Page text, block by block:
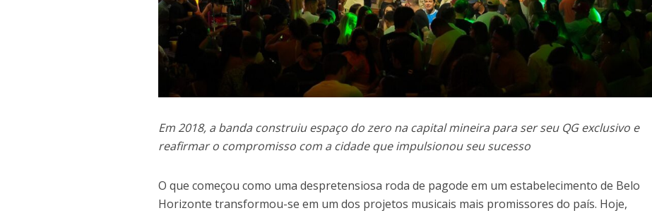
Em 2018, a banda construiu espaço do zero na capital mineira para ser seu QG exclusivo e
reafirmar o compromisso com a cidade que impulsionou seu sucesso
O que começou como uma despretensiosa roda de pagode em um estabelecimento de Belo
Horizonte transformou-se em um dos projetos musicais mais promissores do país. Hoje,